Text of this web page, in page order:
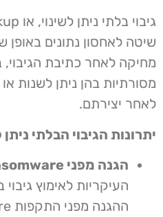
שיטה לאחסון נתונים באופן
מחיקה לאחר כתיבת הגיבוי,
מסורתיות בהן ניתן לשנות
לאחר יצירתם.
יתרונות הגיבוי הבלתי ניתן
הגנה מפני Ransomware:
העיקריות לאימוץ גיבוי